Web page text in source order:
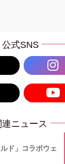
公式SNS
連ニュース
ド」コラボウェ